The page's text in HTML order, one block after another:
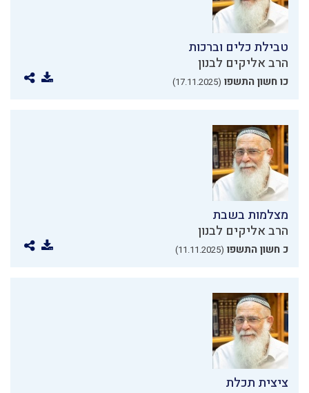
טבילת כלים וברכות
הרב אליקים לבנון
כו חשון התשפו (17.11.2025)
מצלמות בשבת
הרב אליקים לבנון
כ חשון התשפו (11.11.2025)
ציצית תכלת